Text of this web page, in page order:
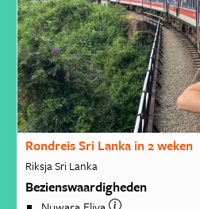
Rondreis Sri Lanka in 2 weken
Riksja Sri Lanka
Bezienswaardigheden